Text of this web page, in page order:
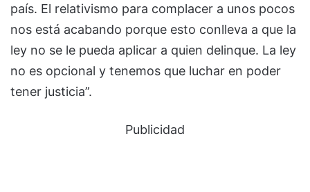
país. El relativismo para complacer a unos pocos
nos está acabando porque esto conlleva a que la
ley no se le pueda aplicar a quien delinque. La ley
no es opcional y tenemos que luchar en poder
tener justicia”.
Publicidad